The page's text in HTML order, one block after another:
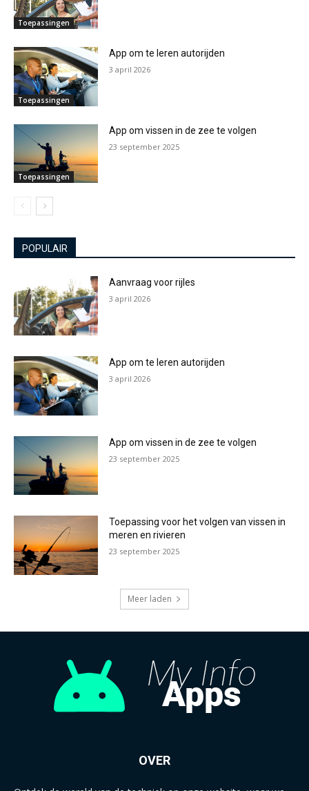
Toepassingen
Toepassingen
App om te leren autorijden
3 april 2026
Toepassingen
App om vissen in de zee te volgen
23 september 2025
POPULAIR
Aanvraag voor rijles
3 april 2026
App om te leren autorijden
3 april 2026
App om vissen in de zee te volgen
23 september 2025
Toepassing voor het volgen van vissen in
meren en rivieren
23 september 2025
Meer laden
OVER